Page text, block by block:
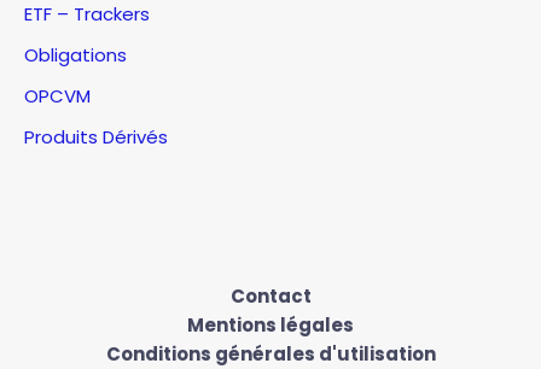
ETF – Trackers
Obligations
OPCVM
Produits Dérivés
Contact
Mentions légales
Conditions générales d'utilisation